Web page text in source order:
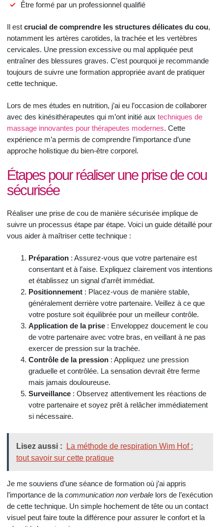
Être formé par un professionnel qualifié
Il est crucial de comprendre les structures délicates du cou,
notamment les artères carotides, la trachée et les vertèbres
cervicales. Une pression excessive ou mal appliquée peut
entraîner des blessures graves. C’est pourquoi je recommande
toujours de suivre une formation appropriée avant de pratiquer
cette technique.
Lors de mes études en nutrition, j’ai eu l’occasion de collaborer
avec des kinésithérapeutes qui m’ont initié aux techniques de
massage innovantes pour thérapeutes modernes. Cette
expérience m’a permis de comprendre l’importance d’une
approche holistique du bien-être corporel.
Étapes pour réaliser une prise de cou
sécurisée
Réaliser une prise de cou de manière sécurisée implique de
suivre un processus étape par étape. Voici un guide détaillé pour
vous aider à maîtriser cette technique :
Préparation : Assurez-vous que votre partenaire est
consentant et à l’aise. Expliquez clairement vos intentions
et établissez un signal d’arrêt immédiat.
Positionnement : Placez-vous de manière stable,
généralement derrière votre partenaire. Veillez à ce que
votre posture soit équilibrée pour un meilleur contrôle.
Application de la prise : Enveloppez doucement le cou
de votre partenaire avec votre bras, en veillant à ne pas
exercer de pression sur la trachée.
Contrôle de la pression : Appliquez une pression
graduelle et contrôlée. La sensation devrait être ferme
mais jamais douloureuse.
Surveillance : Observez attentivement les réactions de
votre partenaire et soyez prêt à relâcher immédiatement
si nécessaire.
Lisez aussi :
La méthode de respiration Wim Hof :
tout savoir sur cette pratique
Je me souviens d’une séance de formation où j’ai appris
l’importance de la communication non verbale lors de l’exécution
de cette technique. Un simple hochement de tête ou un contact
visuel peut faire toute la différence pour assurer le confort et la